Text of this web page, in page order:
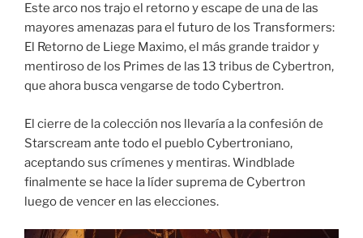
Este arco nos trajo el retorno y escape de una de las
mayores amenazas para el futuro de los Transformers:
El Retorno de Liege Maximo, el más grande traidor y
mentiroso de los Primes de las 13 tribus de Cybertron,
que ahora busca vengarse de todo Cybertron.
El cierre de la colección nos llevaría a la confesión de
Starscream ante todo el pueblo Cybertroniano,
aceptando sus crímenes y mentiras. Windblade
finalmente se hace la líder suprema de Cybertron
luego de vencer en las elecciones.